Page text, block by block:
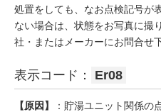
処置をしても、なお点検記号が
ない場合は、状態をお写真に撮
社・またはメーカーにお問合せ
表示コード： Er08
【原因】
：貯湯ユニット関係の